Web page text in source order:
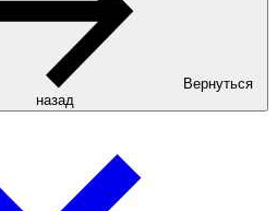
Вернуться
назад